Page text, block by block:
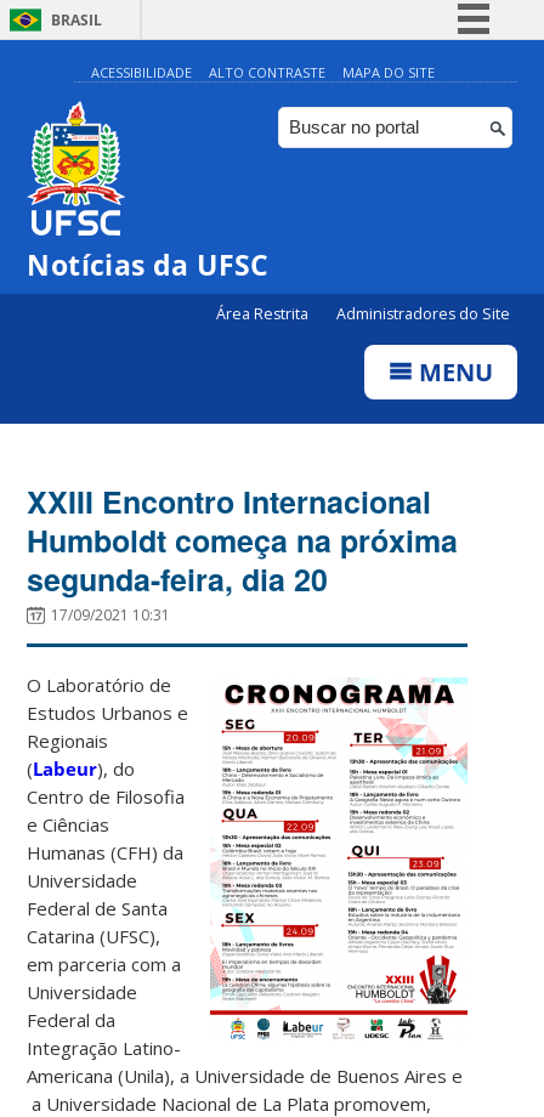
BRASIL
Simplifique!
Comunica BR
Participe
ACESSIBILIDADE ALTO CONTRASTE MAPA DO SITE
Notícias da UFSC
Área Restrita Administradores do Site
MENU
XXIII Encontro Internacional
Humboldt começa na próxima
segunda-feira, dia 20
17/09/2021 10:31
O Laboratório de
Estudos Urbanos e
Regionais
(Labeur), do
Centro de Filosofia
e Ciências
Humanas (CFH) da
Universidade
Federal de Santa
Catarina (UFSC),
em parceria com a
Universidade
Federal da
Integração Latino-
Americana (Unila), a Universidade de Buenos Aires e
a Universidade Nacional de La Plata promovem,